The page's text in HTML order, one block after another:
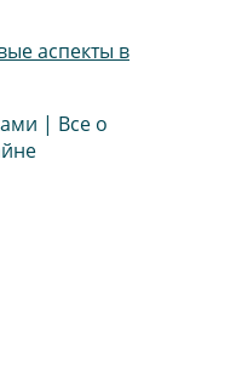
аспекты в
| Все о